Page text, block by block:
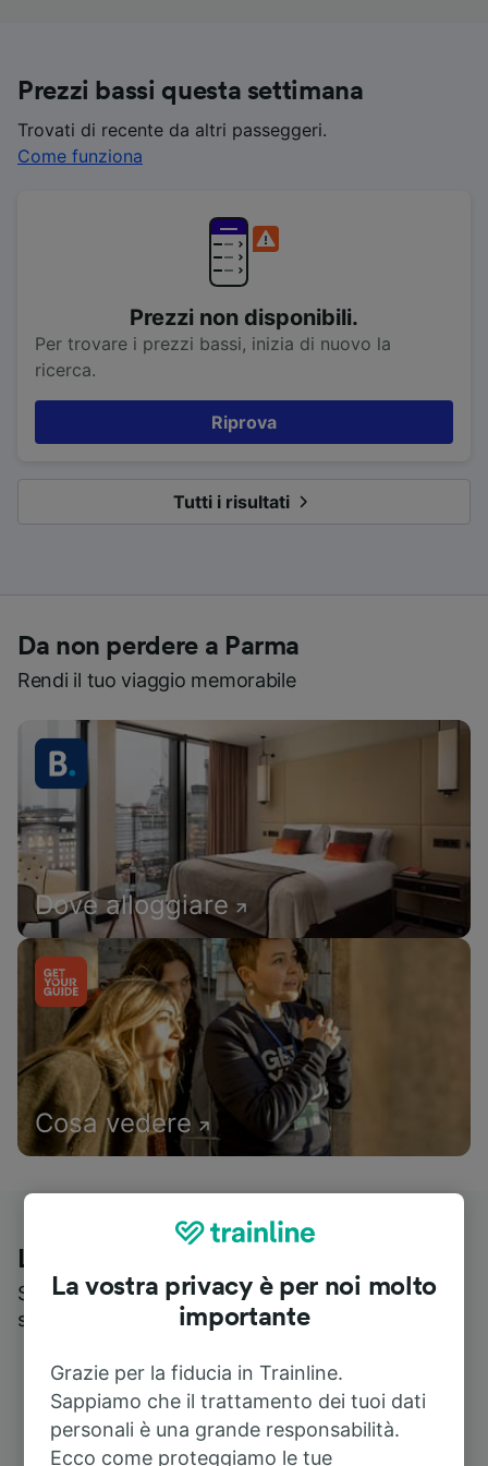
Prezzi bassi questa settimana
Trovati di recente da altri passeggeri.
Come funziona
Prezzi non disponibili.
Per trovare i prezzi bassi, inizia di nuovo la
ricerca.
Riprova
Tutti i risultati
Da non perdere a Parma
Rendi il tuo viaggio memorabile
Dove alloggiare
Cosa vedere
Le recensioni dei nostri viaggiatori
Scopri cosa pensa realmente chi utilizza i nostri
servizi
La vostra privacy è per noi molto
importante
Grazie per la fiducia in Trainline.
Sappiamo che il trattamento dei tuoi dati
personali è una grande responsabilità.
Ecco come proteggiamo le tue